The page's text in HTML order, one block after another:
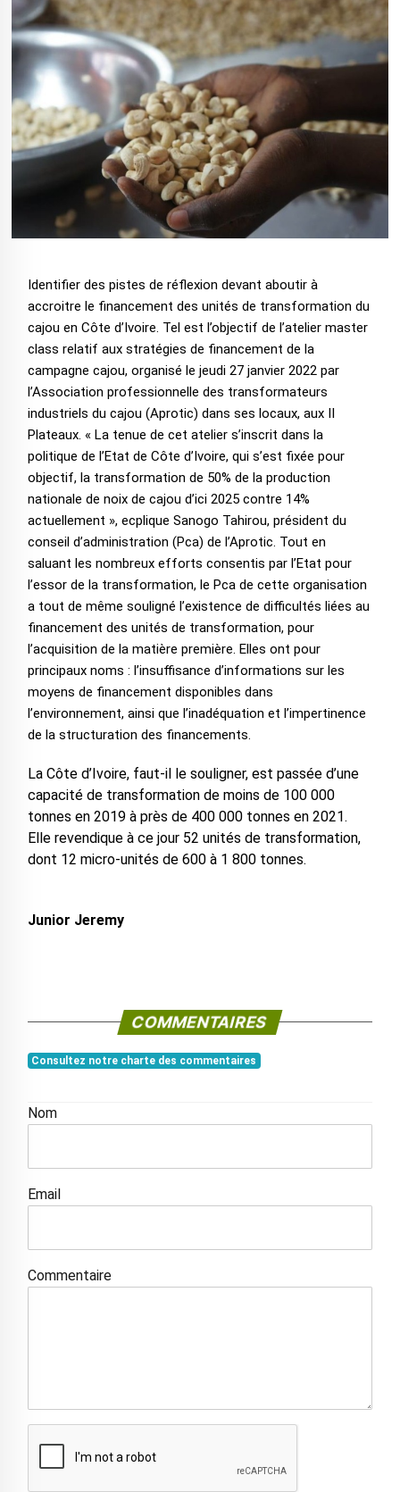
Identifier des pistes de réflexion devant aboutir à
accroitre le financement des unités de transformation du
cajou en Côte d’Ivoire. Tel est l’objectif de l’atelier master
class relatif aux stratégies de financement de la
campagne cajou, organisé le jeudi 27 janvier 2022 par
l’Association professionnelle des transformateurs
industriels du cajou (Aprotic) dans ses locaux, aux II
Plateaux. « La tenue de cet atelier s’inscrit dans la
politique de l’Etat de Côte d’Ivoire, qui s’est fixée pour
objectif, la transformation de 50% de la production
nationale de noix de cajou d’ici 2025 contre 14%
actuellement », ecplique Sanogo Tahirou, président du
conseil d’administration (Pca) de l’Aprotic. Tout en
saluant les nombreux efforts consentis par l’Etat pour
l’essor de la transformation, le Pca de cette organisation
a tout de même souligné l’existence de difficultés liées au
financement des unités de transformation, pour
l’acquisition de la matière première. Elles ont pour
principaux noms : l’insuffisance d’informations sur les
moyens de financement disponibles dans
l’environnement, ainsi que l’inadéquation et l’impertinence
de la structuration des financements.
La Côte d’Ivoire, faut-il le souligner, est passée d’une
capacité de transformation de moins de 100 000
tonnes en 2019 à près de 400 000 tonnes en 2021.
Elle revendique à ce jour 52 unités de transformation,
dont 12 micro-unités de 600 à 1 800 tonnes.
Junior Jeremy
COMMENTAIRES
Consultez notre charte des commentaires
Nom
Email
Commentaire